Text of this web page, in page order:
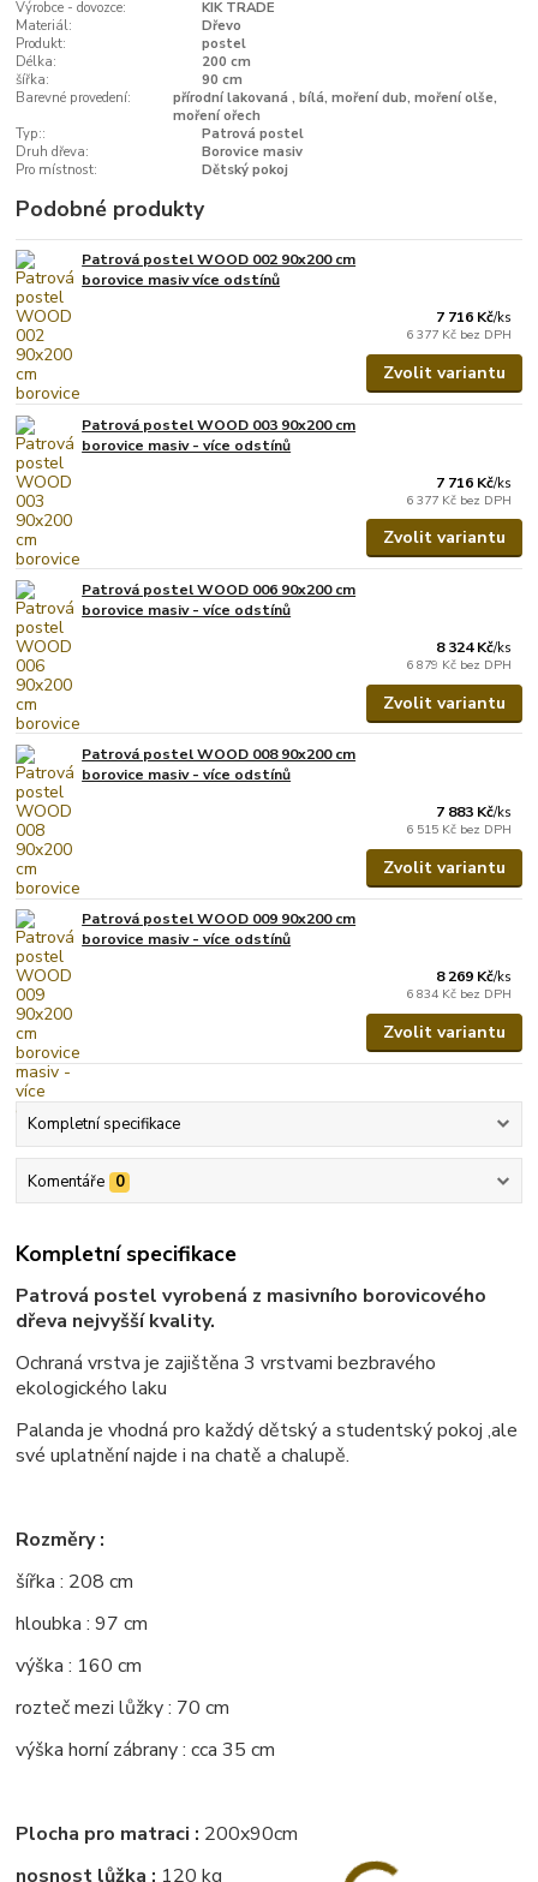
Výrobce - dovozce:
KIK TRADE
Materiál:
Dřevo
Produkt:
postel
Délka:
200 cm
šířka:
90 cm
Barevné provedení:
přírodní lakovaná , bílá, moření dub, moření olše,
moření ořech
Typ::
Patrová postel
Druh dřeva:
Borovice masiv
Pro místnost:
Dětský pokoj
Podobné produkty
Patrová postel WOOD 002 90x200 cm
borovice masiv více odstínů
7 716 Kč/ks
6 377 Kč bez DPH
Zvolit variantu
Patrová postel WOOD 003 90x200 cm
borovice masiv - více odstínů
7 716 Kč/ks
6 377 Kč bez DPH
Zvolit variantu
Patrová postel WOOD 006 90x200 cm
borovice masiv - více odstínů
8 324 Kč/ks
6 879 Kč bez DPH
Zvolit variantu
Patrová postel WOOD 008 90x200 cm
borovice masiv - více odstínů
7 883 Kč/ks
6 515 Kč bez DPH
Zvolit variantu
Patrová postel WOOD 009 90x200 cm
borovice masiv - více odstínů
8 269 Kč/ks
6 834 Kč bez DPH
Zvolit variantu
Kompletní specifikace
Komentáře 0
Kompletní specifikace
Patrová postel vyrobená z masivního borovicového
dřeva nejvyšší kvality.
Ochraná vrstva je zajištěna 3 vrstvami bezbravého
ekologického laku
Palanda je vhodná pro každý dětský a studentský pokoj ,ale
své uplatnění najde i na chatě a chalupě.
Rozměry :
šířka : 208 cm
hloubka : 97 cm
výška : 160 cm
rozteč mezi lůžky : 70 cm
výška horní zábrany : cca 35 cm
Plocha pro matraci : 200x90cm
nosnost lůžka : 120 kg